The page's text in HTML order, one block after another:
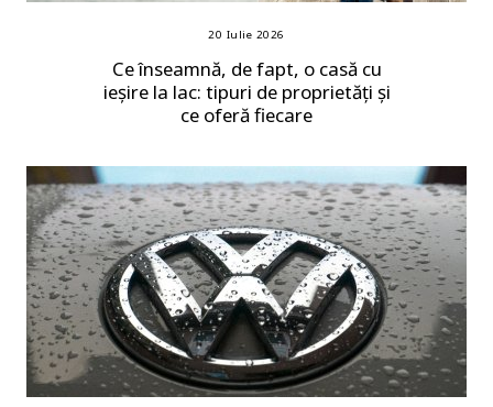
20 Iulie 2026
Ce înseamnă, de fapt, o casă cu
ieșire la lac: tipuri de proprietăți și
ce oferă fiecare